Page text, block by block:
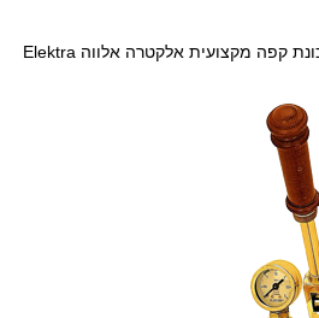
/ מכונת קפה מקצועית אלקטרה אלווה Elektra